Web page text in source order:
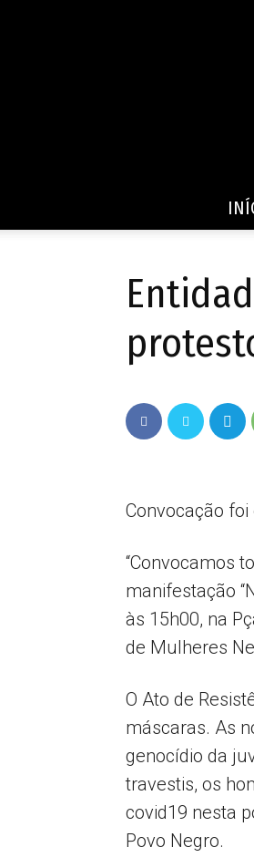
Convocação
“Convocamos
manifestação
às 15h00, na
de Mulheres
O Ato de
máscaras. As
genocídio da
travestis, os
covid19 nesta
Povo Negro.